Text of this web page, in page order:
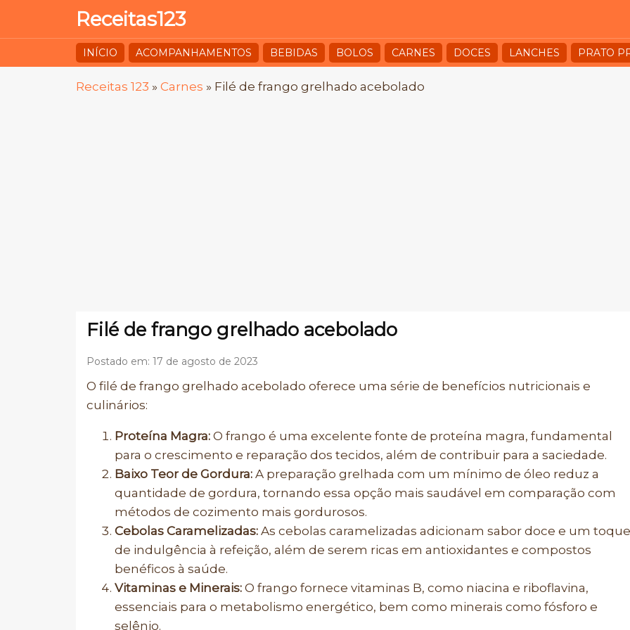
Receitas123
INÍCIO ACOMPANHAMENTOS BEBIDAS BOLOS CARNES DOCES LANCHES PRATO
Receitas 123 » Carnes » Filé de frango grelhado acebolado
Filé de frango grelhado acebolado
Postado em: 17 de agosto de 2023
O filé de frango grelhado acebolado oferece uma série de benefícios nutricionais e
culinários:
Proteína Magra: O frango é uma excelente fonte de proteína magra, fundamental
para o crescimento e reparação dos tecidos, além de contribuir para a saciedade.
Baixo Teor de Gordura: A preparação grelhada com um mínimo de óleo reduz a
quantidade de gordura, tornando essa opção mais saudável em comparação com
métodos de cozimento mais gordurosos.
Cebolas Caramelizadas: As cebolas caramelizadas adicionam sabor doce e um toque
de indulgência à refeição, além de serem ricas em antioxidantes e compostos
benéficos à saúde.
Vitaminas e Minerais: O frango fornece vitaminas B, como niacina e riboflavina,
essenciais para o metabolismo energético, bem como minerais como fósforo e
selênio.